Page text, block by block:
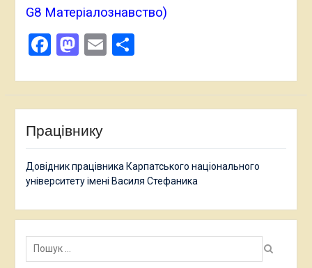
G8 Матеріалознавство)
Facebook
Mastodon
EmailПоділитися
Працівнику
Довідник працівника Карпатського національного
університету імені Василя Стефаника
Пошук: